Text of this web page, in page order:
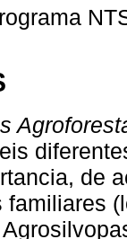
de
familiares